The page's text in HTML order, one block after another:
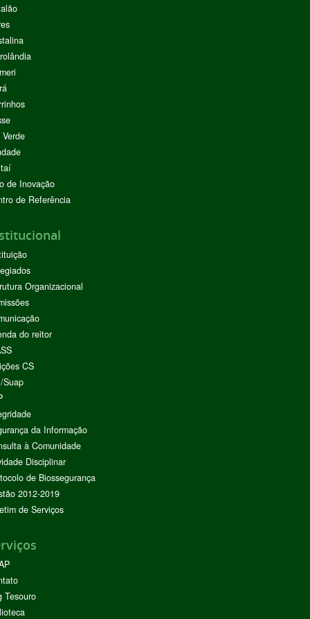
de Inovação
de Referência
Organizacional
do reitor
CS
Suap
da Informação
à Comunidade
Disciplinar
de Biossegurança
2012-2019
de Serviços
Tesouro